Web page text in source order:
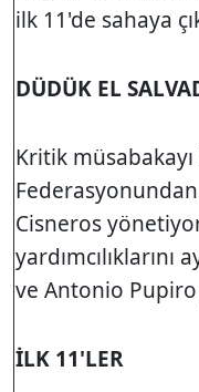
ilk 11'de sahaya
DÜDÜK EL
Kritik
Cisneros
ve Antonio Pupiro
İLK 11'LER